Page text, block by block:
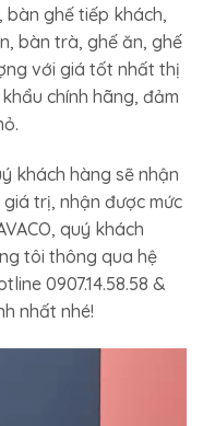
bàn ghế tiếp khách,
bàn trà, ghế ăn, ghế
với giá tốt nhất thị
chính hãng, đảm
khách hàng sẽ nhận
trị, nhận được mức
quý khách
tôi thông qua hệ
0907.14.58.58 &
nhất nhé!